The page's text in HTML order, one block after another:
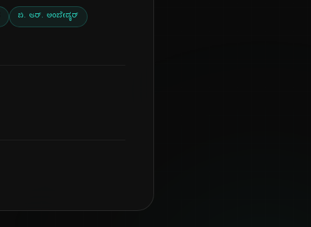
ಬಿ. ಆರ್. ಅಂಬೇಡ್ಕರ್